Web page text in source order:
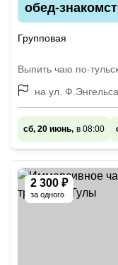
обед-
Групповая
Выпить чаю по-
на ул. Ф.Энгельса
сб, 20 июнь, в 08:00
2 300 ₽
за одного